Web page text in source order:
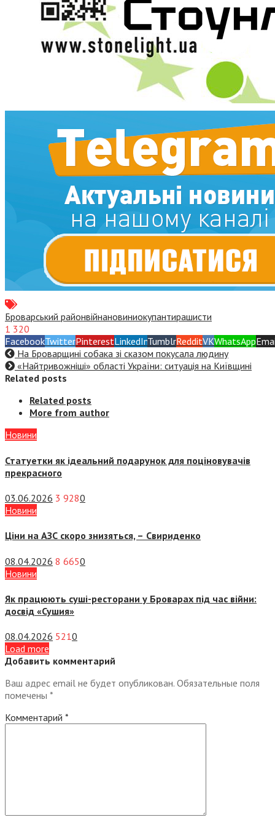
Броварський районвійнановиниокупантирашисти
1 320
FacebookTwitterPinterestLinkedInTumblrRedditVKWhatsApp
На Броварщині собака зі сказом покусала людину
«Найтривожніші» області України: ситуація на Київщині
Related posts
Related posts
More from author
Новини
Статуетки як ідеальний подарунок для поціновувачів
прекрасного
03.06.2026 3 9280
Новини
Ціни на АЗС скоро знизяться, – Свириденко
08.04.2026 8 6650
Новини
Як працюють суші-ресторани у Броварах під час війни:
досвід «Сушия»
08.04.2026 5210
Load more
Добавить комментарий
Ваш адрес email не будет опубликован. Обязательные поля
помечены *
Комментарий *